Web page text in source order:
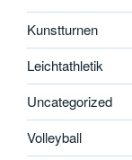
Kunstturnen
Leichtathletik
Uncategorized
Volleyball